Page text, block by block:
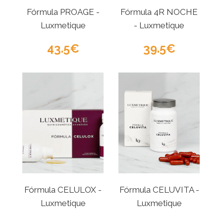
Fórmula PROAGE -
Luxmetique
43.5
Fórmula 4R NOCHE
- Luxmetique
39.5
Fórmula CELULOX -
Luxmetique
Fórmula CELUVITA -
Luxmetique